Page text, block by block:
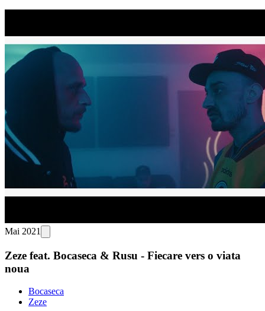
Mai 2021
Zeze feat. Bocaseca & Rusu - Fiecare vers o viata
noua
Bocaseca
Zeze